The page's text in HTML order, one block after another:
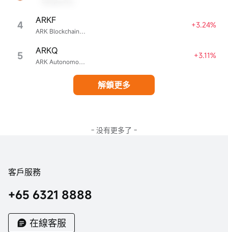
4 ARK Blockchain & Fintech Innovation ETF
ARKF +3.24%
5 ARK Autonomous Technology & Robotics ETF
ARKQ +3.11%
解鎖更多
- 没有更多了 -
客戶服務
+65 6321 8888
在線客服